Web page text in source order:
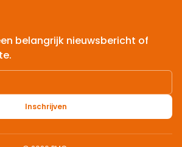
belangrijk nieuwsbericht of
Inschrijven